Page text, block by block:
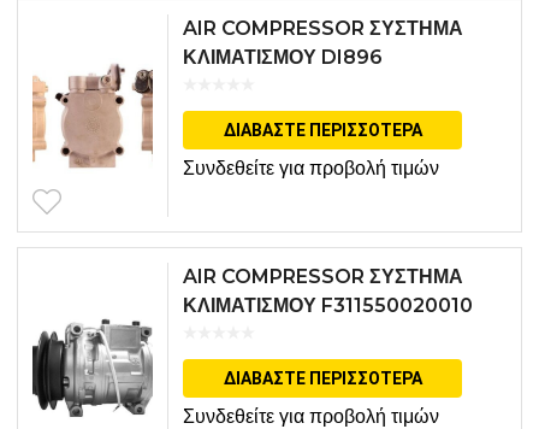
AIR COMPRESSOR ΣΥΣΤΗΜΑ
ΚΛΙΜΑΤΙΣΜΟΥ DI896
ΔΙΑΒΆΣΤΕ ΠΕΡΙΣΣΌΤΕΡΑ
Συνδεθείτε για προβολή τιμών
AIR COMPRESSOR ΣΥΣΤΗΜΑ
ΚΛΙΜΑΤΙΣΜΟΥ F311550020010
ΔΙΑΒΆΣΤΕ ΠΕΡΙΣΣΌΤΕΡΑ
Συνδεθείτε για προβολή τιμών